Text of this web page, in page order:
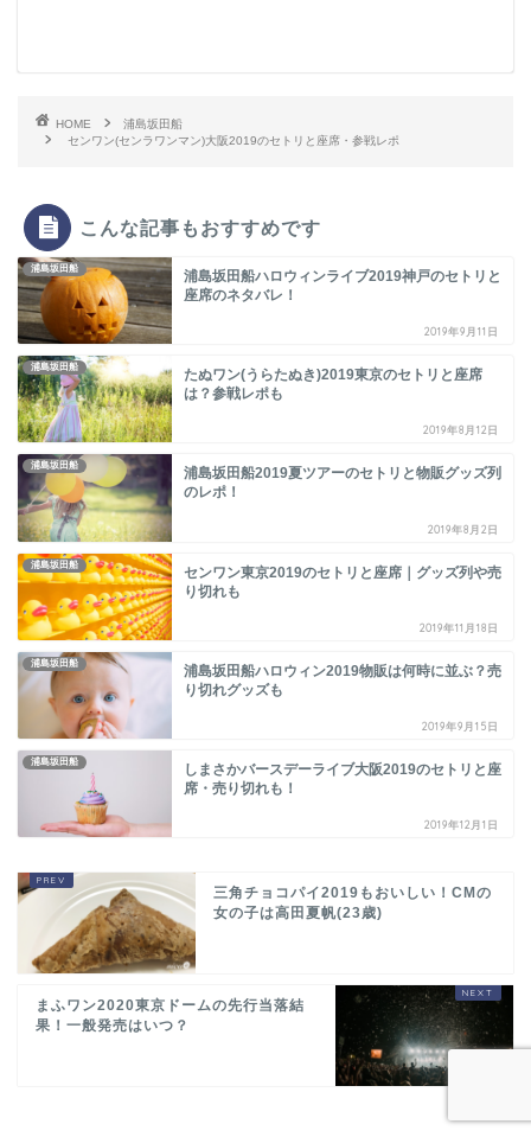
HOME
浦島坂田船
センワン(センラワンマン)大阪2019のセトリと座席・参戦レポ
こんな記事もおすすめです
浦島坂田船
浦島坂田船ハロウィンライブ2019神戸のセトリと
座席のネタバレ！
2019年9月11日
浦島坂田船
たぬワン(うらたぬき)2019東京のセトリと座席
は？参戦レポも
2019年8月12日
浦島坂田船
浦島坂田船2019夏ツアーのセトリと物販グッズ列
のレポ！
2019年8月2日
浦島坂田船
センワン東京2019のセトリと座席｜グッズ列や売
り切れも
2019年11月18日
浦島坂田船
浦島坂田船ハロウィン2019物販は何時に並ぶ？売
り切れグッズも
2019年9月15日
浦島坂田船
しまさかバースデーライブ大阪2019のセトリと座
席・売り切れも！
2019年12月1日
三角チョコパイ2019もおいしい！CMの
女の子は高田夏帆(23歳)
まふワン2020東京ドームの先行当落結
果！一般発売はいつ？